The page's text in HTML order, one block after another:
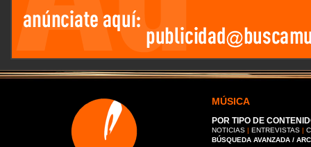
MÚSICA
POR TIPO DE
NOTICIAS | ENTREVISTAS |
BÚSQUEDA AVANZADA /